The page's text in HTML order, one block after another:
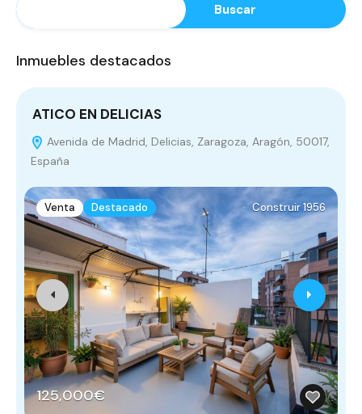
Buscar
Inmuebles destacados
ATICO EN DELICIAS
Avenida de Madrid, Delicias, Zaragoza, Aragón, 50017,
España
Venta Destacado Construir 1956
125,000€